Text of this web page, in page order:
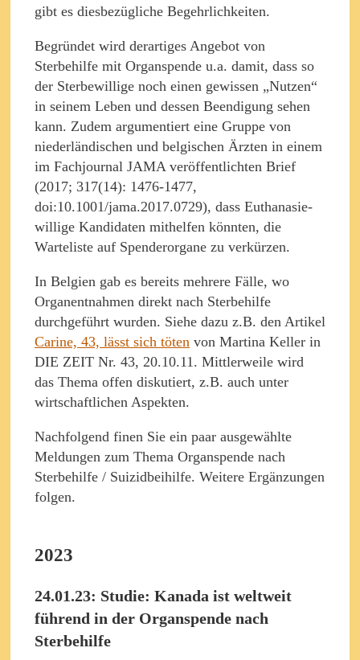
gibt es diesbezügliche Begehrlichkeiten.
Begründet wird derartiges Angebot von
Sterbehilfe mit Organspende u.a. damit, dass so
der Sterbewillige noch einen gewissen „Nutzen“
in seinem Leben und dessen Beendigung sehen
kann. Zudem argumentiert eine Gruppe von
niederländischen und belgischen Ärzten in einem
im Fachjournal JAMA veröffentlichten Brief
(2017; 317(14): 1476-1477,
doi:10.1001/jama.2017.0729), dass Euthanasie-
willige Kandidaten mithelfen könnten, die
Warteliste auf Spenderorgane zu verkürzen.
In Belgien gab es bereits mehrere Fälle, wo
Organentnahmen direkt nach Sterbehilfe
durchgeführt wurden. Siehe dazu z.B. den Artikel
Carine, 43, lässt sich töten von Martina Keller in
DIE ZEIT Nr. 43, 20.10.11. Mittlerweile wird
das Thema offen diskutiert, z.B. auch unter
wirtschaftlichen Aspekten.
Nachfolgend finen Sie ein paar ausgewählte
Meldungen zum Thema Organspende nach
Sterbehilfe / Suizidbeihilfe. Weitere Ergänzungen
folgen.
2023
24.01.23: Studie: Kanada ist weltweit
führend in der Organspende nach
Sterbehilfe